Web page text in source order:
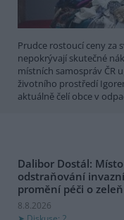
Prudce rostoucí ceny za
nepokrývají skutečné
místních samospráv ČR
životního prostředí
aktuálně čelí obce v
Dalibor Dostál:
odstraňování
promění péči o
8.8.2026